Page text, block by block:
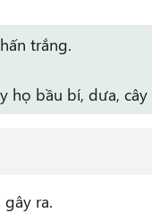
trắng.
họ bầu bí, dưa,
gây ra.